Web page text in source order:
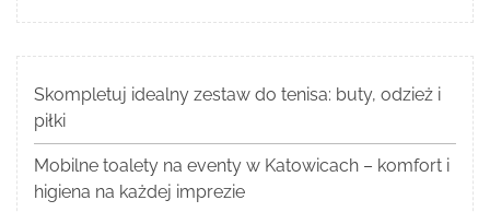
Skompletuj idealny zestaw do tenisa: buty, odzież i
piłki
Mobilne toalety na eventy w Katowicach – komfort i
higiena na każdej imprezie